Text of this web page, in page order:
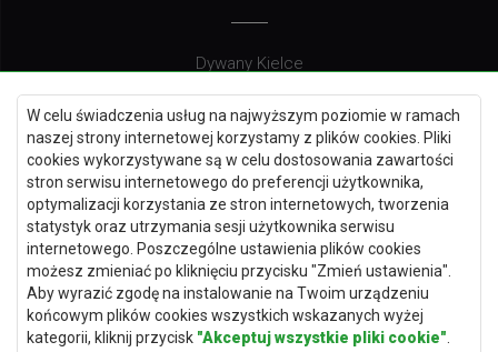
W celu świadczenia usług na najwyższym poziomie w ramach
naszej strony internetowej korzystamy z plików cookies. Pliki
cookies wykorzystywane są w celu dostosowania zawartości
stron serwisu internetowego do preferencji użytkownika,
optymalizacji korzystania ze stron internetowych, tworzenia
statystyk oraz utrzymania sesji użytkownika serwisu
internetowego. Poszczególne ustawienia plików cookies
możesz zmieniać po kliknięciu przycisku "Zmień ustawienia".
Aby wyrazić zgodę na instalowanie na Twoim urządzeniu
końcowym plików cookies wszystkich wskazanych wyżej
kategorii, kliknij przycisk "Akceptuj wszystkie pliki cookie"
Dywany Kielce
Dywany Gdańsk
Dywany Toruń
Dywany Bydgoszcz
Dywany Łódź
Dywany Katowice
Dywany Rzeszów